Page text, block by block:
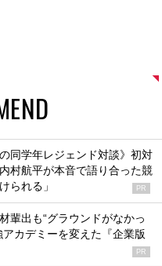
同学年レジェンド対談》初対
村航平が本音で語り合った競
られる」
PR
輩出も“グラウンドがなかっ
カデミーを変えた『企業版
PR